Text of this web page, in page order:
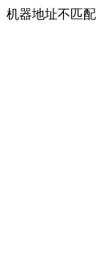
机器地址不匹配